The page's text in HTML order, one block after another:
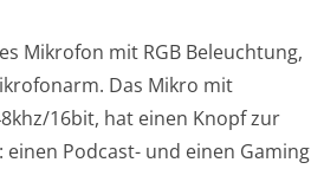
Mikrofon mit RGB Beleuchtung,
Das Mikro mit
16bit, hat einen Knopf zur
Podcast- und einen Gaming